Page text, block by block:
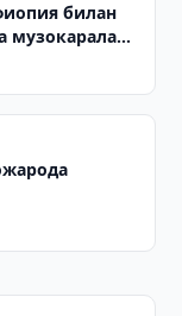
билан
музокаралар